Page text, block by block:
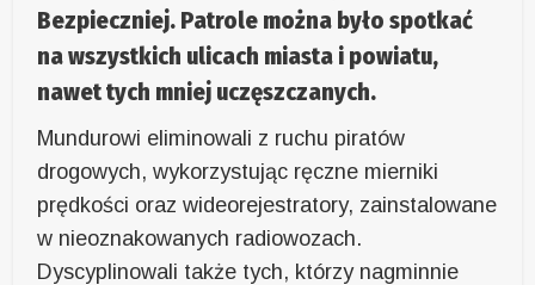
Bezpieczniej. Patrole można było spotkać
na wszystkich ulicach miasta i powiatu,
nawet tych mniej uczęszczanych.
Mundurowi eliminowali z ruchu piratów
drogowych, wykorzystując ręczne mierniki
prędkości oraz wideorejestratory, zainstalowane
w nieoznakowanych radiowozach.
Dyscyplinowali także tych, którzy nagminnie